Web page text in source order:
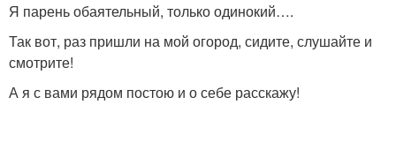
Я парень обаятельный, только одинокий….
Так вот, раз пришли на мой огород, сидите, слушайте и
смотрите!
А я с вами рядом постою и о себе расскажу!